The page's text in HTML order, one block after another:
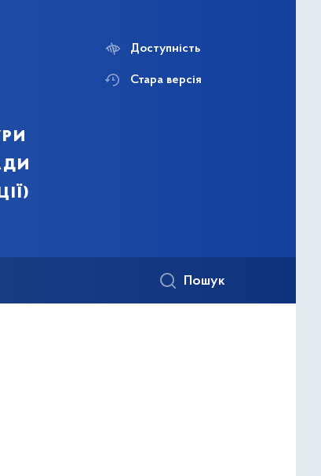
Доступність
Стара версія
Пошук